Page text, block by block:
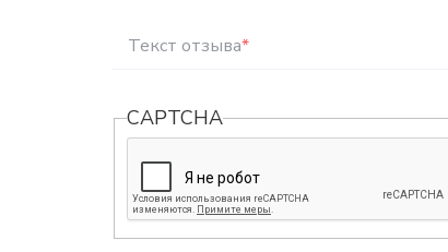
Текст отзыва*
CAPTCHA